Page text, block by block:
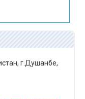
г.Душанбе,